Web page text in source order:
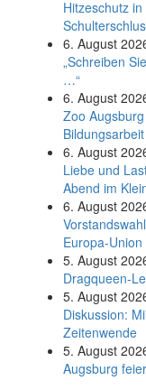
Hitzeschutz
6. August
„Schreiben
…“
6. August
Zoo
Bildungsarbeit
6. August
Liebe und
Abend im
6. August
Europa-
5. August
Dragqueen-
5. August
Diskussion:
Zeitenwende
5. August
Augsburg